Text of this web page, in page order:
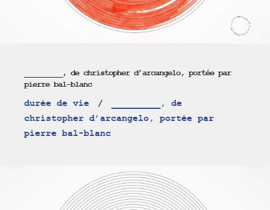
_________, de christopher d’arcangelo, portée par
pierre bal-blanc
durée de vie
_________, de
christopher d’arcangelo, portée par
pierre bal-blanc